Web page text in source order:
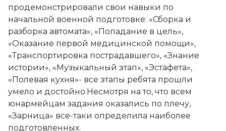
продемонстрировали свои навыки по
начальной военной подготовке: «Сборка и
разборка автомата», «Попадание в цель»,
«Оказание первой медицинской помощи»,
«Транспортировка пострадавшего», «Знание
истории», «Музыкальный этап», «Эстафета»,
«Полевая кухня»- все этапы ребята прошли
умело и достойно.Несмотря на то, что всем
юнармейцам задания оказались по плечу,
«Зарница» все-таки определила наиболее
подготовленных.